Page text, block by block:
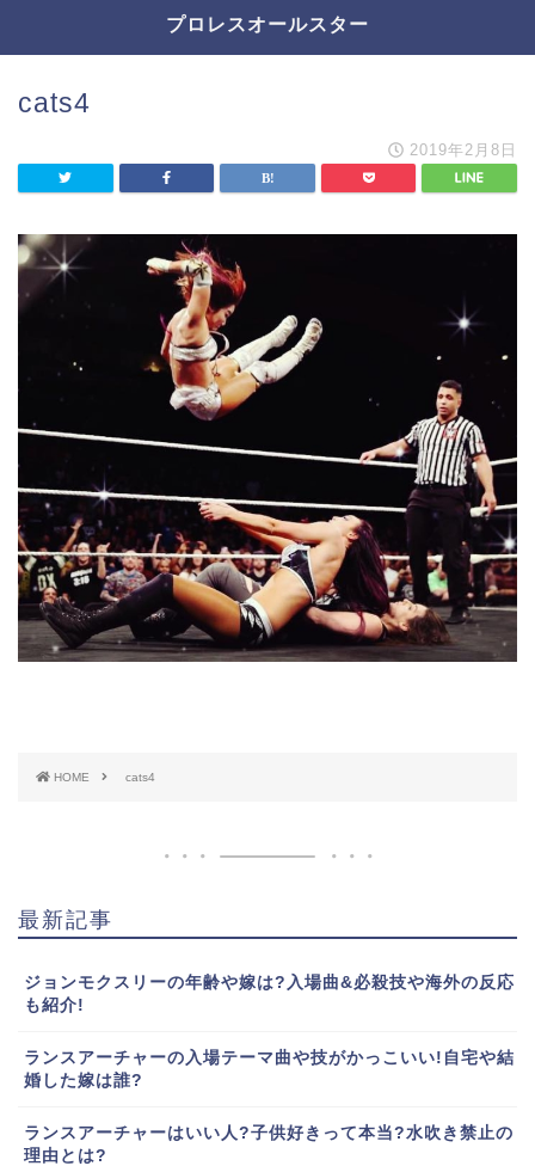
プロレスオールスター
cats4
2019年2月8日
HOME cats4
最新記事
ジョンモクスリーの年齢や嫁は?入場曲&必殺技や海外の反応
も紹介!
ランスアーチャーの入場テーマ曲や技がかっこいい!自宅や結
婚した嫁は誰?
ランスアーチャーはいい人?子供好きって本当?水吹き禁止の
理由とは?